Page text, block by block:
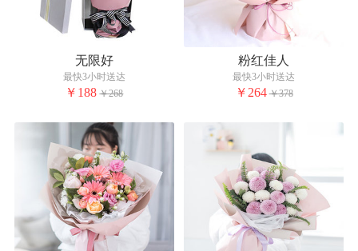
无限好
最快3小时送达
￥188 ￥268
粉红佳人
最快3小时送达
￥264 ￥378